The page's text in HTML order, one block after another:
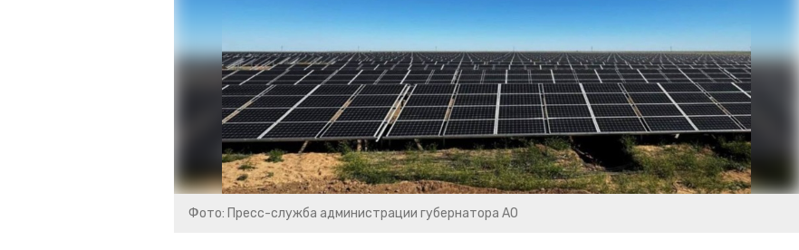
Фото: Пресс-служба администрации губернатора АО